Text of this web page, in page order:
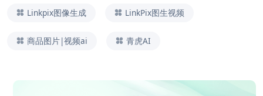
Linkpix图像生成 LinkPix图生视频
商品图片|视频ai 青虎AI